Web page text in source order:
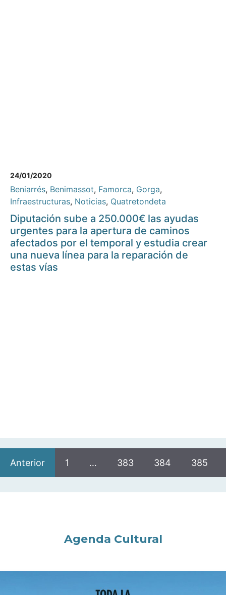
24/01/2020
Beniarrés, Benimassot, Famorca, Gorga,
Infraestructuras, Noticias, Quatretondeta
Diputación sube a 250.000€ las ayudas
urgentes para la apertura de caminos
afectados por el temporal y estudia crear
una nueva línea para la reparación de
estas vías
Anterior 1 … 383 384 385
Agenda Cultural